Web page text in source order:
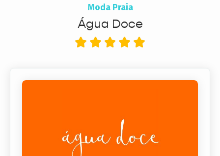
Moda Praia
Água Doce